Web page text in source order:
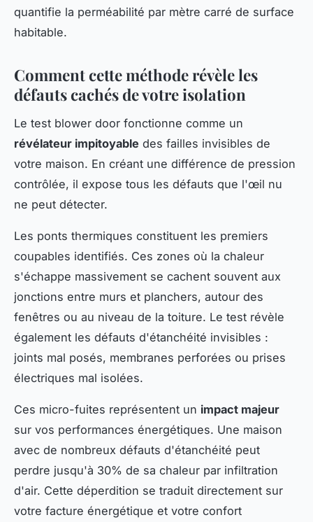
quantifie la perméabilité par mètre carré de surface
habitable.
Comment cette méthode révèle les
défauts cachés de votre isolation
Le test blower door fonctionne comme un
révélateur impitoyable des failles invisibles de
votre maison. En créant une différence de pression
contrôlée, il expose tous les défauts que l'œil nu
ne peut détecter.
Les ponts thermiques constituent les premiers
coupables identifiés. Ces zones où la chaleur
s'échappe massivement se cachent souvent aux
jonctions entre murs et planchers, autour des
fenêtres ou au niveau de la toiture. Le test révèle
également les défauts d'étanchéité invisibles :
joints mal posés, membranes perforées ou prises
électriques mal isolées.
Ces micro-fuites représentent un impact majeur
sur vos performances énergétiques. Une maison
avec de nombreux défauts d'étanchéité peut
perdre jusqu'à 30% de sa chaleur par infiltration
d'air. Cette déperdition se traduit directement sur
votre facture énergétique et votre confort